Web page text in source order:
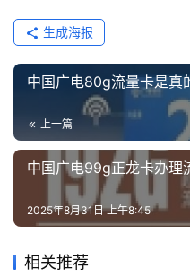
生成海报
中国广电80g流量卡是真
上一篇
中国广电99g正龙卡办理
2025年8月31日 上午8:45
相关推荐